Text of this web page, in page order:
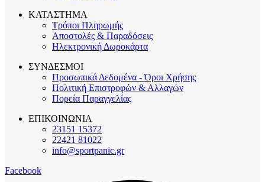
ΚΑΤΑΣΤΗΜΑ
Τρόποι Πληρωμής
Αποστολές & Παραδόσεις
Ηλεκτρονική Δωροκάρτα
ΣΥΝΔΕΣΜΟΙ
Προσωπικά Δεδομένα - Όροι Χρήσης
Πολιτική Επιστροφών & Αλλαγών
Πορεία Παραγγελίας
ΕΠΙΚΟΙΝΩΝΙΑ
23151 15372
22421 81022
info@sportpanic.gr
Facebook